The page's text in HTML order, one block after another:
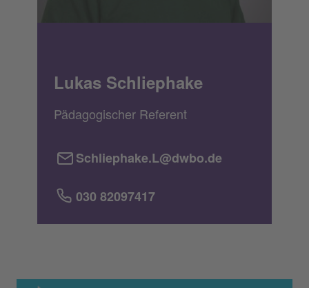
Lukas Schliephake
Pädagogischer Referent
Schliephake.L@dwbo.de
030 82097417